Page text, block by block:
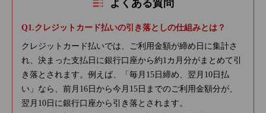
よくある質問
クレジットカード払いの引き落としの仕組みとは？
クレジットカード払いでは、ご利用金額が締め日に集計さ
れ、決まった支払日に銀行口座から約1カ月分がまとめて引
き落とされます。例えば、「毎月15日締め、翌月10日払
い」なら、前月16日から今月15日までのご利用金額分が、
翌月10日に銀行口座から引き落とされます。